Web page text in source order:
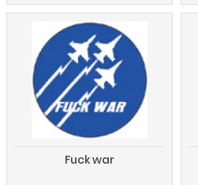
Fuck war